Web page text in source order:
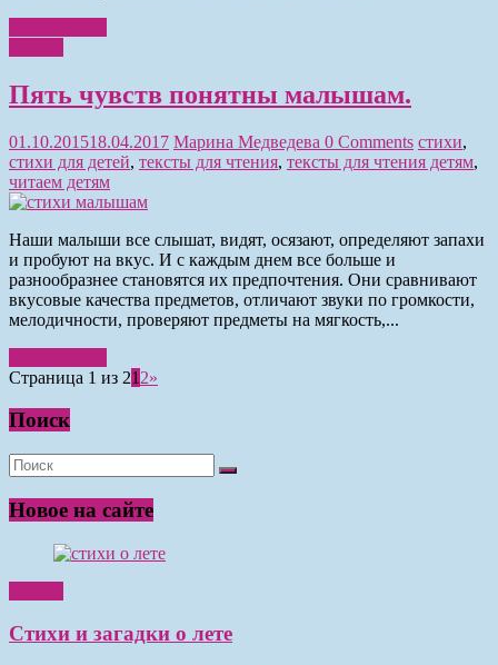
Пять чувств понятны малышам.
01.10.201518.04.2017 Марина Медведева 0 Comments стихи,
стихи для детей, тексты для чтения, тексты для чтения детям,
читаем детям
Наши малыши все слышат, видят, осязают, определяют запахи
и пробуют на вкус. И с каждым днем все больше и
разнообразнее становятся их предпочтения. Они сравнивают
вкусовые качества предметов, отличают звуки по громкости,
мелодичности, проверяют предметы на мягкость,...
Страница 1 из 21 2»
Поиск
Новое на сайте
Стихи и загадки о лете